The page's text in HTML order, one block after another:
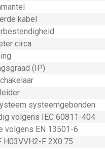
kabel
circa
(IP)
systeemgebonden
volgens IEC 60811-404
volgens EN 13501-6
H03VVH2-F 2X0.75